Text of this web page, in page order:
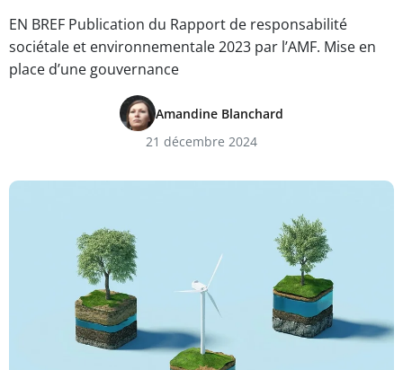
EN BREF Publication du Rapport de responsabilité
sociétale et environnementale 2023 par l’AMF. Mise en
place d’une gouvernance
Amandine Blanchard
21 décembre 2024